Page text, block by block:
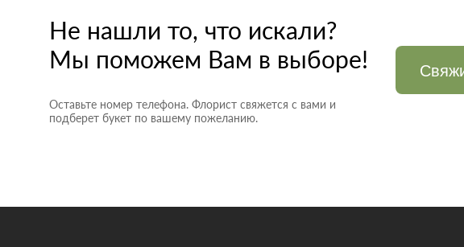
Не нашли то, что искали?
Мы поможем Вам в выборе!
Оставьте номер телефона. Флорист свяжется с вами и
подберет букет по вашему пожеланию.